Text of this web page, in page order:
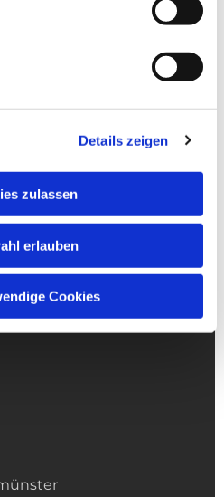
Details zeigen
zulassen
erlauben
Cookies